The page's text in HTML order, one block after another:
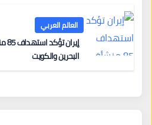
العالم العربي
البحرين والكويت